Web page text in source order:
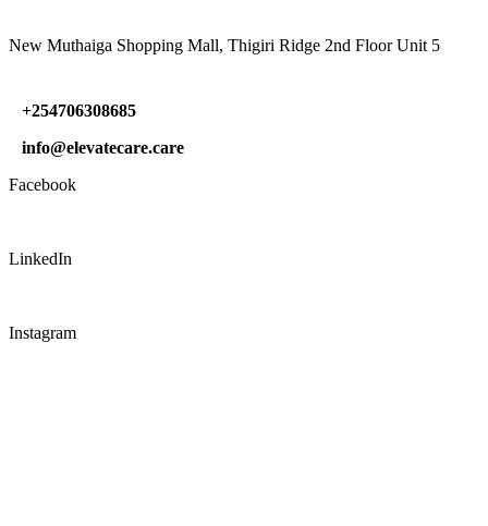
New Muthaiga Shopping Mall, Thigiri Ridge 2nd Floor Unit 5
+254706308685
info@elevatecare.care
Facebook
LinkedIn
Instagram